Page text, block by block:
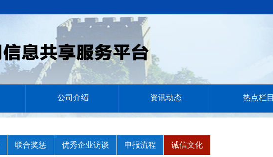
公司介绍 资讯动态 热点栏目
联合奖惩 优秀企业访谈 申报流程 诚信文化